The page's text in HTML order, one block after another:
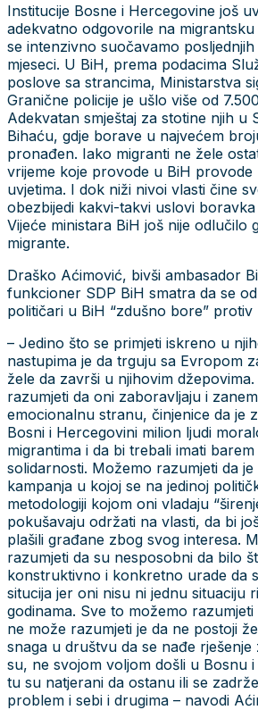
Institucije Bosne i Hercegovine još
adekvatno odgovorile na
se intenzivno suočavamo
mjeseci. U BiH, prema podacima
poslove sa strancima, Ministarstva
Granične policije je ušlo više od
Adekvatan smještaj za stotine njih u
Bihaću, gdje borave u najvećem
pronađen. Iako migranti ne žele
vrijeme koje provode u BiH provode
uvjetima. I dok niži nivoi vlasti čine
obezbijedi kakvi-takvi uslovi
Vijeće ministara BiH još nije odlučilo
migrante.
Draško Aćimović, bivši ambasador
funkcioner SDP BiH smatra da se
političari u BiH “zdušno bore” protiv
– Jedino što se primjeti iskreno u
nastupima je da trguju sa Evropom
žele da završi u njihovim
razumjeti da oni zaboravljaju i
emocionalnu stranu, činjenice da je
Bosni i Hercegovini milion ljudi
migrantima i da bi trebali imati barem
solidarnosti. Možemo razumjeti da
kampanja u kojoj se na jedinoj
metodologiji kojom oni vladaju
pokušavaju održati na vlasti, da bi
plašili građane zbog svog interesa.
razumjeti da su nesposobni da bilo
konstruktivno i konkretno urade da
situcija jer oni nisu ni jednu situaciju
godinama. Sve to možemo
ne može razumjeti je da ne postoji
snaga u društvu da se nađe rješenje
su, ne svojom voljom došli u Bosnu
tu su natjerani da ostanu ili se
problem i sebi i drugima – navodi